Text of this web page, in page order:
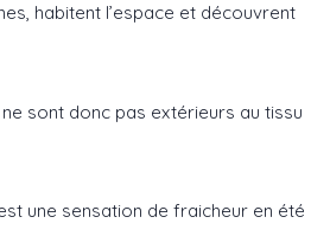
habitent l’espace et découvrent
sont donc pas extérieurs au tissu
une sensation de fraicheur en été